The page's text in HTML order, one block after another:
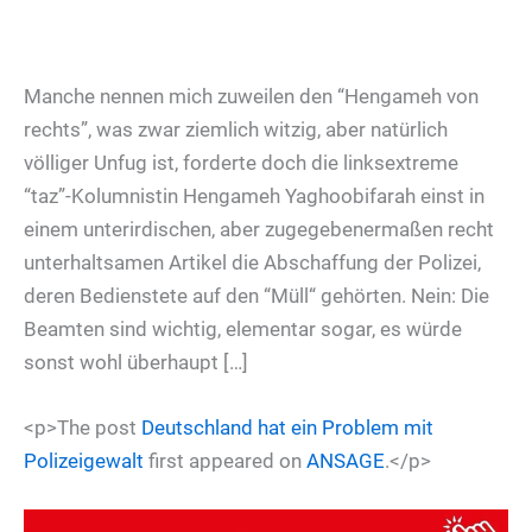
Manche nennen mich zuweilen den “Hengameh von
rechts”, was zwar ziemlich witzig, aber natürlich
völliger Unfug ist, forderte doch die linksextreme
“taz”-Kolumnistin Hengameh Yaghoobifarah einst in
einem unterirdischen, aber zugegebenermaßen recht
unterhaltsamen Artikel die Abschaffung der Polizei,
deren Bedienstete auf den “Müll“ gehörten. Nein: Die
Beamten sind wichtig, elementar sogar, es würde
sonst wohl überhaupt […]
<p>The post Deutschland hat ein Problem mit
Polizeigewalt first appeared on ANSAGE.</p>